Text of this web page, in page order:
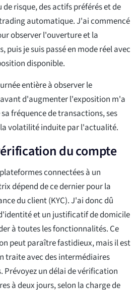
risque, des actifs préférés et de
automatique. J'ai commencé
observer l'ouverture et la
puis je suis passé en mode réel avec
disponible.
entière à observer le
d'augmenter l'exposition m'a
fréquence de transactions, ses
volatilité induite par l'actualité.
du compte
connectées à un
dépend de ce dernier pour la
du client (KYC). J'ai donc dû
et un justificatif de domicile
à toutes les fonctionnalités. Ce
peut paraître fastidieux, mais il est
traite avec des intermédiaires
Prévoyez un délai de vérification
à deux jours, selon la charge de